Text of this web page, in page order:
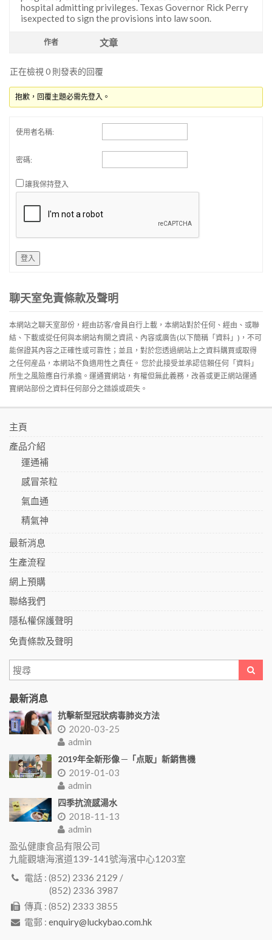
hospital admitting privileges. Texas Governor Rick Perry
isexpected to sign the provisions into law soon.
作者 文章
正在檢視 0 則發表的回覆
抱歉，回覆主題必需先登入。
使用者名稱:
密碼:
讓我保持登入
登入
聊天室免責條款及聲明
本網站之聊天室部份，經由訪客/會員自行上載，本網站對於任何、經由、或聯
結、下載或從任何與本網站有關之資訊、內容或廣告(以下簡稱「資料」)，不可
能保證其內容之正確性或可靠性；並且，對於您透過網站上之資料購買或取得
之任何産品，本網站不負適用性之責任。 您於此接受並承認信賴任何「資料」
所生之風險應自行承擔。運通寶網站，有權但無此義務，改善或更正網站運通
寶網站部份之資料任何部分之錯誤或疏失。
主頁
產品介紹
運通補
感冒茶粒
氣血通
精氣神
最新消息
生產流程
網上預購
聯絡我們
隱私權保護聲明
免責條款及聲明
最新消息
抗擊新型冠狀病毒肺炎方法
2020-03-25
admin
2019年全新形像 ─「点販」新銷售機
2019-01-03
admin
四季抗流感湯水
2018-11-13
admin
盈弘健康食品有限公司
九龍觀塘海濱道139-141號海濱中心1203室
電話 : (852) 2336 2129 /
(852) 2336 3987
傳真 : (852) 2333 3855
電郵 : enquiry@luckybao.com.hk